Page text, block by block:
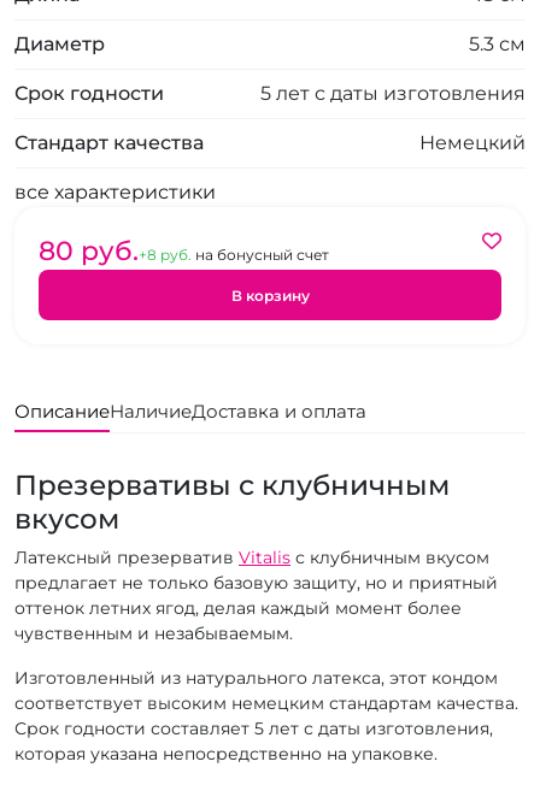
Диаметр 5.3 см
Срок годности 5 лет с даты изготовления
Стандарт качества Немецкий
все характеристики
80 pуб.+8 pуб. на бонусный счет
В корзину
ОписаниеНаличиеДоставка и оплата
Презервативы с клубничным
вкусом
Латексный презерватив Vitalis с клубничным вкусом
предлагает не только базовую защиту, но и приятный
оттенок летних ягод, делая каждый момент более
чувственным и незабываемым.
Изготовленный из натурального латекса, этот кондом
соответствует высоким немецким стандартам качества.
Срок годности составляет 5 лет с даты изготовления,
которая указана непосредственно на упаковке.